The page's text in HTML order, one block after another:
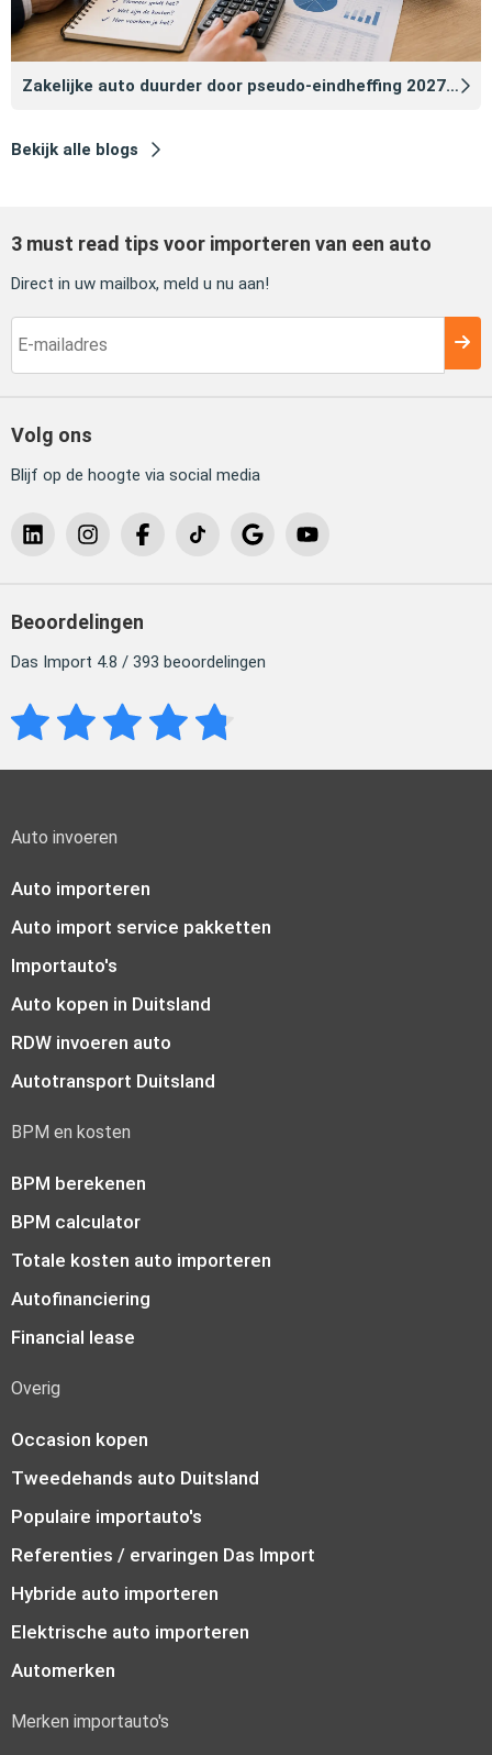
Zakelijke auto duurder door pseudo‑eindheffing 2027: zo voorkomt u dat
Bekijk alle blogs
3 must read tips voor importeren van een auto
Direct in uw mailbox, meld u nu aan!
Volg ons
Blijf op de hoogte via social media
Beoordelingen
Das Import 4.8 / 393 beoordelingen
Auto invoeren
Auto importeren
Auto import service pakketten
Importauto's
Auto kopen in Duitsland
RDW invoeren auto
Autotransport Duitsland
BPM en kosten
BPM berekenen
BPM calculator
Totale kosten auto importeren
Autofinanciering
Financial lease
Overig
Occasion kopen
Tweedehands auto Duitsland
Populaire importauto's
Referenties / ervaringen Das Import
Hybride auto importeren
Elektrische auto importeren
Automerken
Merken importauto's